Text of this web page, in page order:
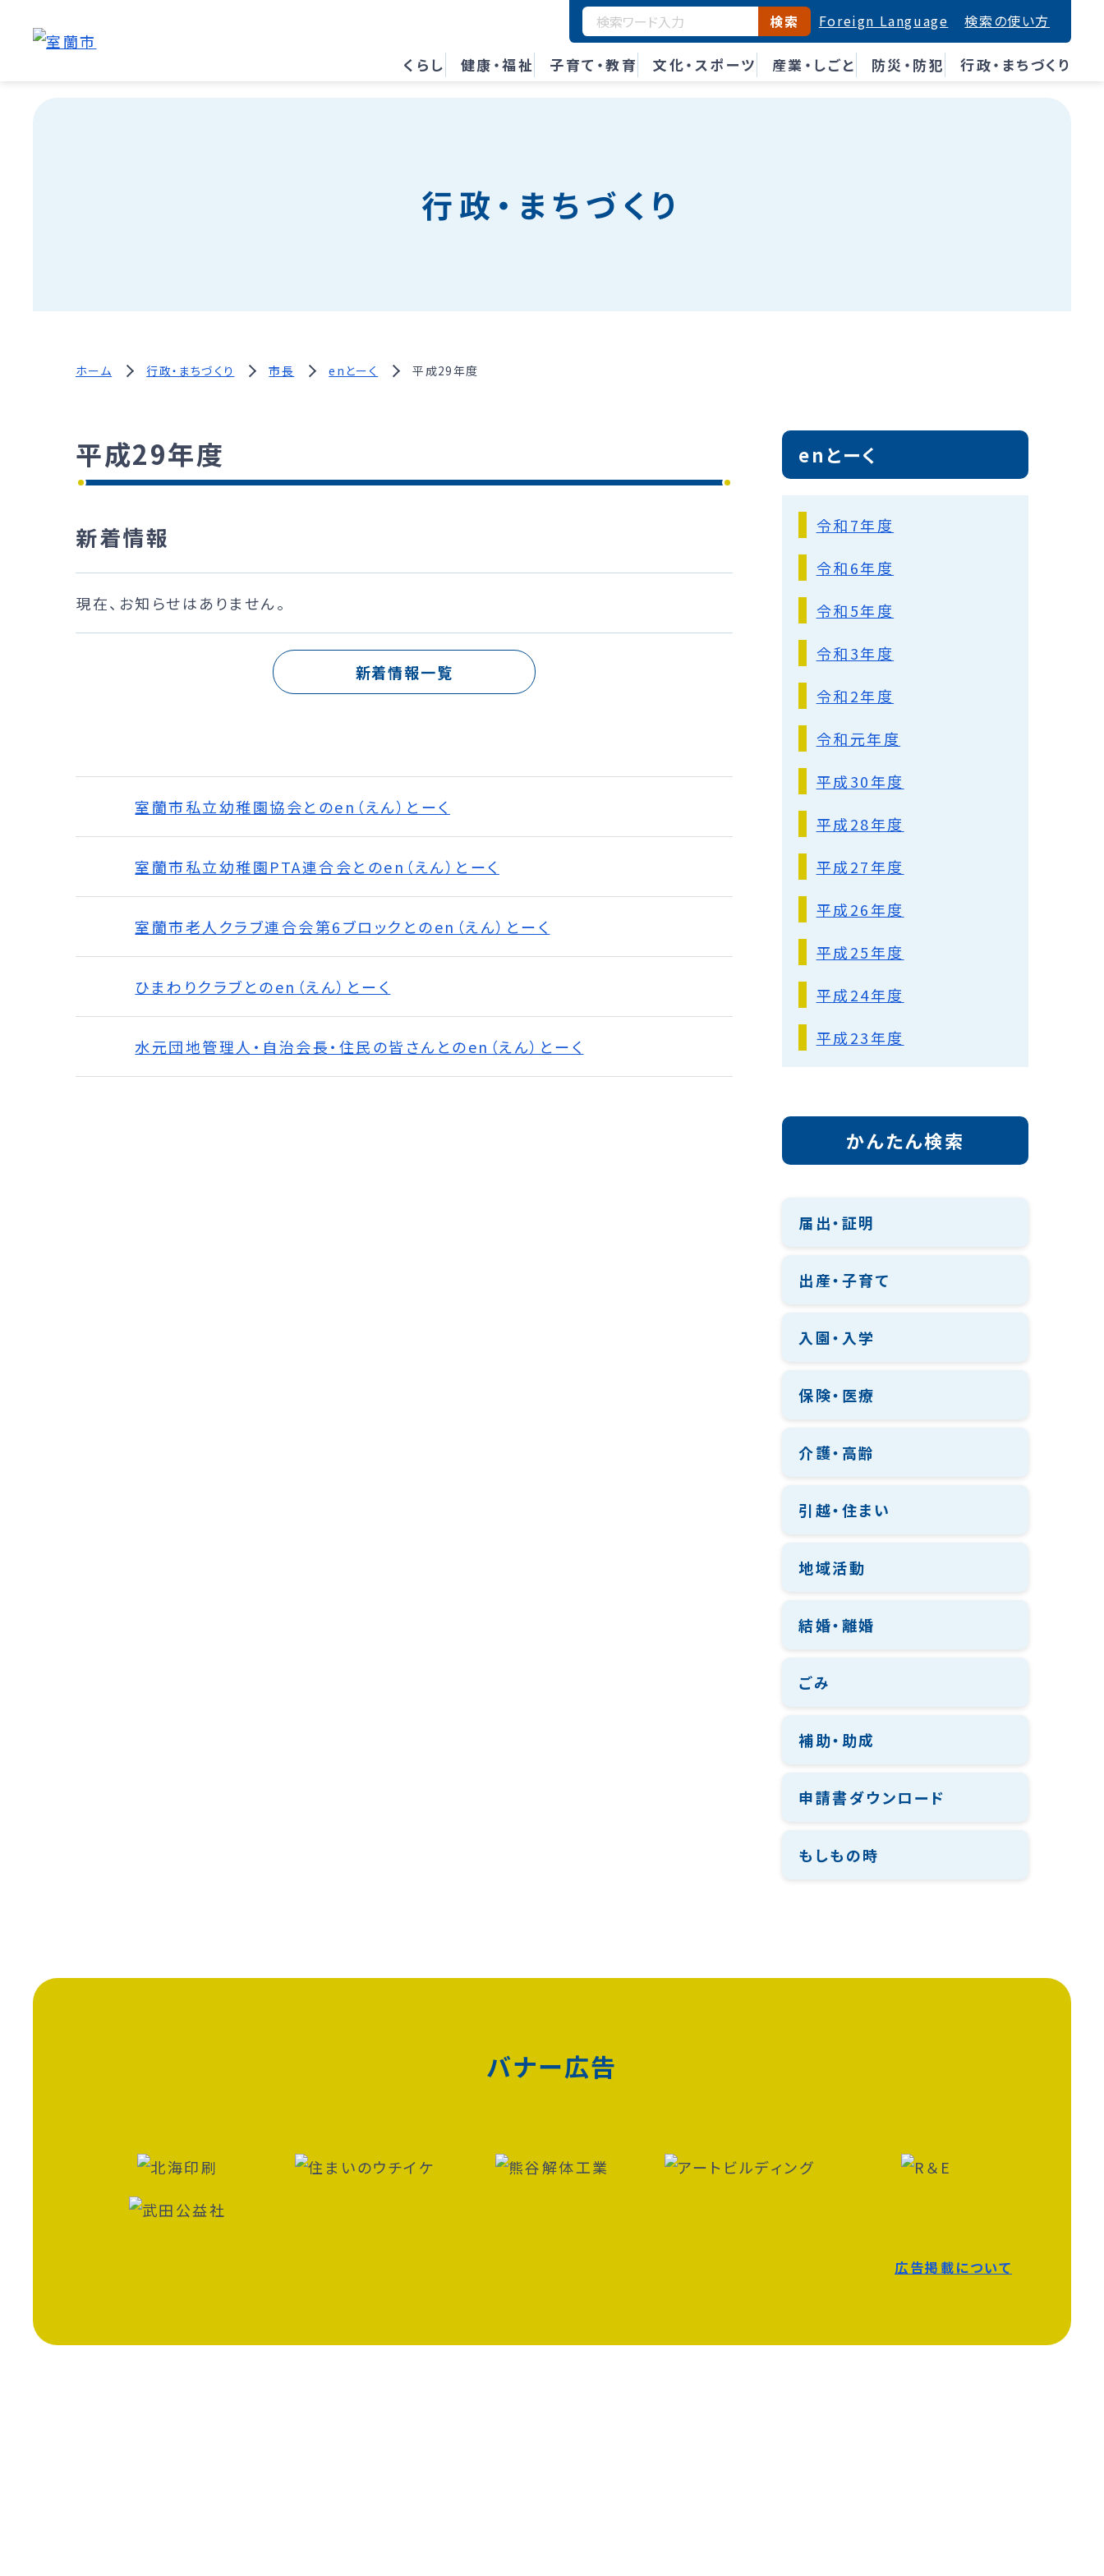
くらし 健康・福祉 子育て・教育 文化・スポーツ 産業・しごと 防災・防犯 行政・まちづくり
検索 Foreign Language 検索の使い方
行政・まちづくり
ホーム 行政・まちづくり 市長 enとーく 平成29年度
平成29年度
新着情報
現在、お知らせはありません。
新着情報一覧
室蘭市私立幼稚園協会とのen（えん）とーく
室蘭市私立幼稚園PTA連合会とのen（えん）とーく
室蘭市老人クラブ連合会第6ブロックとのen（えん）とーく
ひまわりクラブとのen（えん）とーく
水元団地管理人・自治会長・住民の皆さんとのen（えん）とーく
enとーく
令和7年度
令和6年度
令和5年度
令和3年度
令和2年度
令和元年度
平成30年度
平成28年度
平成27年度
平成26年度
平成25年度
平成24年度
平成23年度
かんたん検索
届出・証明
出産・子育て
入園・入学
保険・医療
介護・高齢
引越・住まい
地域活動
結婚・離婚
ごみ
補助・助成
申請書ダウンロード
もしもの時
バナー広告
広告掲載について